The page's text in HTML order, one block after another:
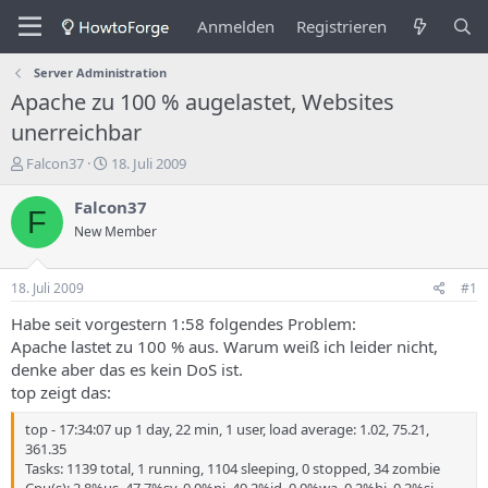
Anmelden Registrieren
Server Administration
Apache zu 100 % augelastet, Websites
unerreichbar
E
s
e
e
r
e
s
T
e
m
a
Falcon37
E
s
e
n
g
s
d
u
18. Juli 2009
F Falcon37
New Member
18. Juli 2009 #1
Habe seit vorgestern 1:58 folgendes Problem:
Apache lastet zu 100 % aus. Warum weiß ich leider nicht,
denke aber das es kein DoS ist.
top zeigt das:
top - 17:34:07 up 1 day, 22 min, 1 user, load average: 1.02, 75.21,
361.35
Tasks: 1139 total, 1 running, 1104 sleeping, 0 stopped, 34 zombie